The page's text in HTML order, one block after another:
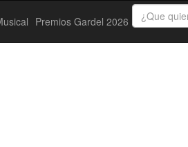
Premios Gardel 2026